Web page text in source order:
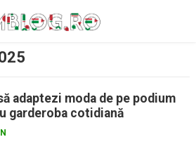
adaptezi moda de pe podium
garderoba cotidiană